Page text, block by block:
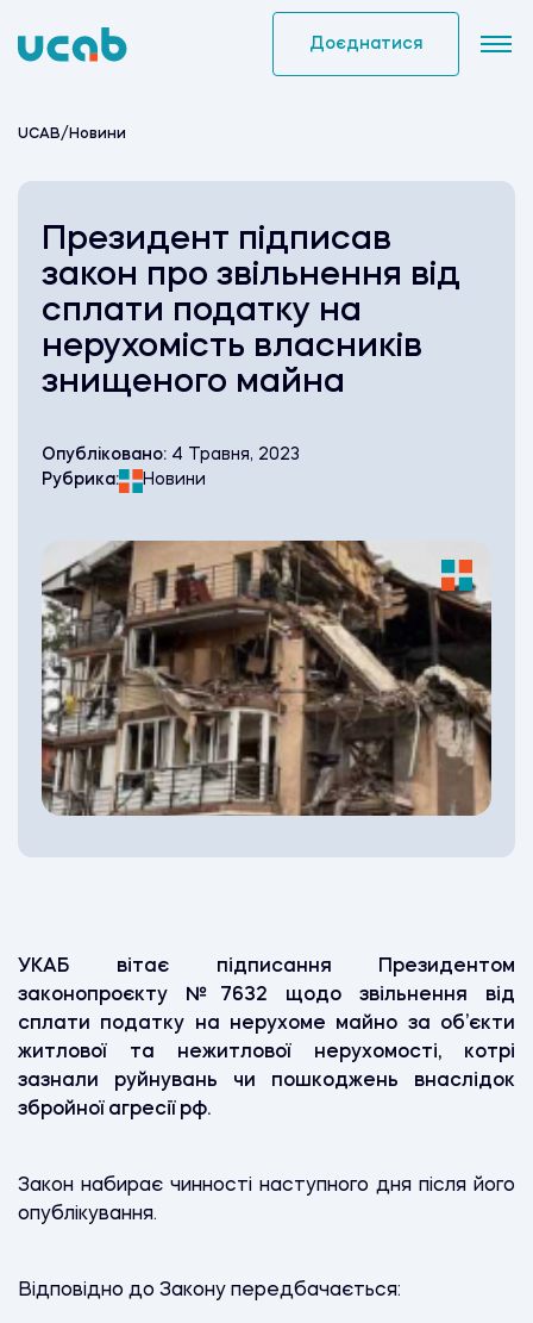
to
Доєднатися
UCAB/ Новини
Президент підписав
закон про звільнення від
сплати податку на
нерухомість власників
знищеного майна
Опубліковано: 4 Травня, 2023
Рубрика:
Новини
УКАБ вітає підписання Президентом
законопроєкту №7632 щодо звільнення від
сплати податку на нерухоме майно за об’єкти
житлової та нежитлової нерухомості, котрі
зазнали руйнувань чи пошкоджень внаслідок
збройної агресії рф.
Закон набирає чинності наступного дня після його
опублікування.
Відповідно до Закону передбачається: